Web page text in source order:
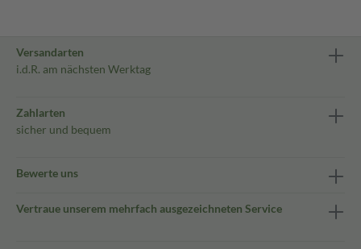
Versandarten
i.d.R. am nächsten Werktag
Zahlarten
sicher und bequem
Bewerte uns
Vertraue unserem mehrfach ausgezeichneten Service